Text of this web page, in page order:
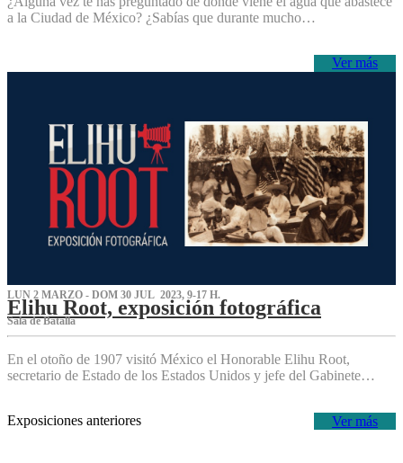
a la Ciudad de México? ¿Sabías que durante mucho…
Ver más
LUN 2 MARZO - DOM 30 JUL 2023, 9-17 H.
Elihu Root, exposición fotográfica
Sala de Batalla
En el otoño de 1907 visitó México el Honorable Elihu Root,
secretario de Estado de los Estados Unidos y jefe del Gabinete…
Ver más
Exposiciones anteriores